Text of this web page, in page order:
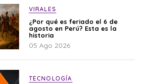
VIRALES
¿Por qué es feriado el 6 de
agosto en Perú? Esta es la
historia
05 Ago 2026
TECNOLOGÍA